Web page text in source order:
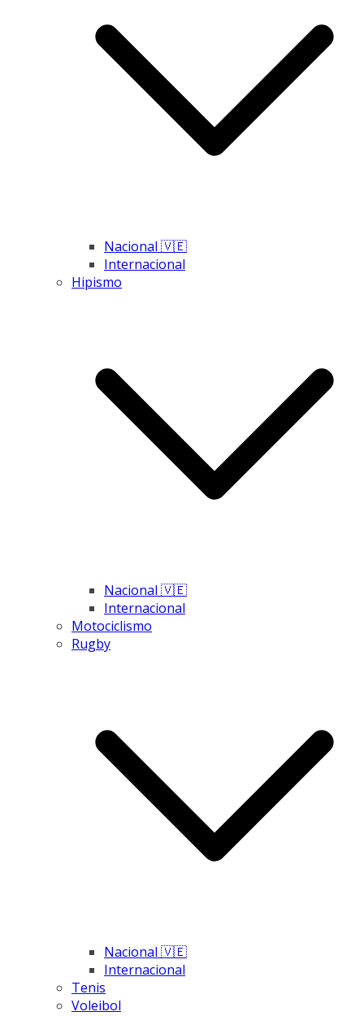
Nacional 🇻🇪
Internacional
Hipismo
Nacional 🇻🇪
Internacional
Motociclismo
Rugby
Nacional 🇻🇪
Internacional
Tenis
Voleibol